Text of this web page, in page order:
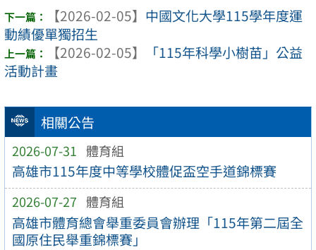
相關公告
2026-07-31 體育組
高雄市115年度中等學校體促盃空手道錦標賽
2026-07-27 體育組
高雄市體育總會舉重委員會辦理「115年第二屆全
國原住民舉重錦標賽」
【2026-02-05】 中國文化大學115學年度運
動績優單獨招生
【2026-02-05】
「115年科學小樹苗」公益
活動計畫